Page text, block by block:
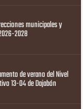
municipales y
2028
de verano del Nivel
13-04 de Dajabón